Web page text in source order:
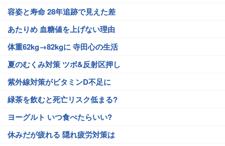
容姿と寿命 28年追跡で見えた差
あたりめ 血糖値を上げない理由
体重62kg→82kgに 寺田心の生活
夏のむくみ対策 ツボ&反射区押し
紫外線対策がビタミンD不足に
緑茶を飲むと死亡リスク低まる?
ヨーグルト いつ食べたらいい?
休みだが疲れる 隠れ疲労対策は